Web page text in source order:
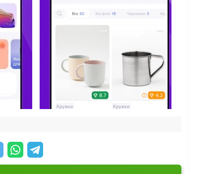
важного не ускользнёт. Общение с
Так вы управляете магазином на